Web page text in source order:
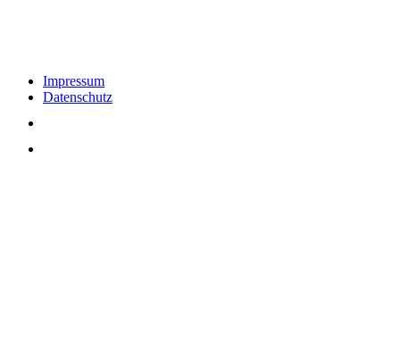
Impressum
Datenschutz